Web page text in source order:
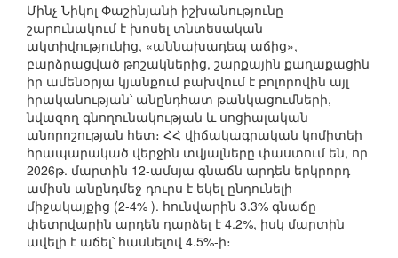
Մինչ Նիկոլ Փաշինյանի իշխանությունը
շարունակում է խոսել տնտեսական
ակտիվությունից, «աննախադեպ աճից»,
բարձրացված թոշակներից, շարքային քաղաքացին
իր ամենօրյա կյանքում բախվում է բոլորովին այլ
իրականության՝ անընդհատ թանկացումների,
նվազող գնողունակության և սոցիալական
անորոշության հետ։ ՀՀ վիճակագրական կոմիտեի
հրապարակած վերջին տվյալները փաստում են, որ
2026թ. մարտին 12-ամսյա գնաճն արդեն երկրորդ
ամիսն անընդմեջ դուրս է եկել ընդունելի
միջակայքից (2-4% ). հունվարին 3.3% գնաճը
փետրվարին արդեն դարձել է 4.2%, իսկ մարտին
ավելի է աճել՝ հասնելով 4.5%-ի։